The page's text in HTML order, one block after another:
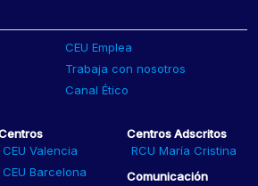
CEU Emplea
Trabaja con nosotros
Canal Ético
CEU Valencia
CEU Barcelona
Centros Adscritos
RCU María Cristina
Comunicación